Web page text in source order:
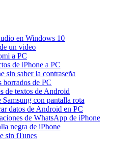
en Windows 10
un video
a PC
de iPhone a PC
sin saber la contraseña
borrados de PC
de textos de Android
Samsung con pantalla rota
datos de Android en PC
de WhatsApp de iPhone
negra de iPhone
sin iTunes